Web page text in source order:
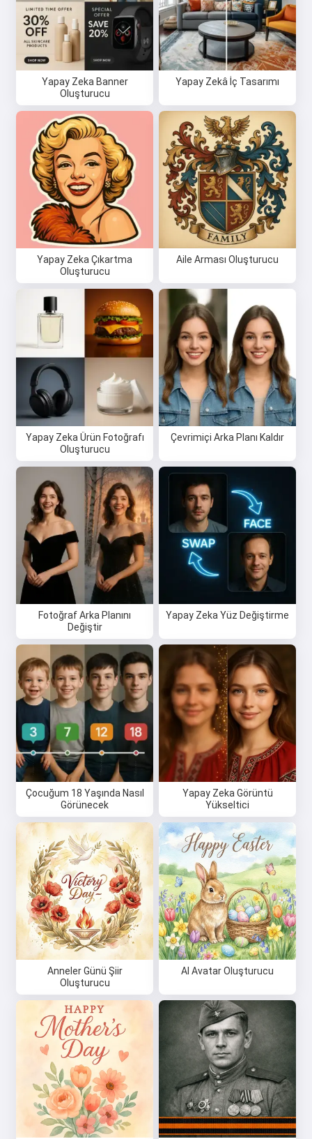
Yapay Zeka Banner
Oluşturucu
Yapay Zekâ İç Tasarımı
Yapay Zeka Çıkartma
Oluşturucu
Aile Arması Oluşturucu
Yapay Zeka Ürün Fotoğrafı
Oluşturucu
Çevrimiçi Arka Planı Kaldır
Fotoğraf Arka Planını
Değiştir
Yapay Zeka Yüz Değiştirme
Çocuğum 18 Yaşında Nasıl
Görünecek
Yapay Zeka Görüntü
Yükseltici
Anneler Günü Şiir
Oluşturucu
AI Avatar Oluşturucu
Merhaba 👋
Şarkılar oluşturabilir, şiirler ve
tebrikler yazabilirim 🥰
Ücretsiz dene
Kabul ediyorum:Hizmet Koşulları,
Gizlilik Politikası
İade Politikası